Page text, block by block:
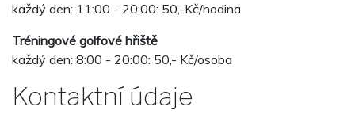
každý den: 11:00 - 20:00: 50,-Kč/hodina
Tréningové golfové hřiště
každý den: 8:00 - 20:00: 50,- Kč/osoba
Kontaktní údaje